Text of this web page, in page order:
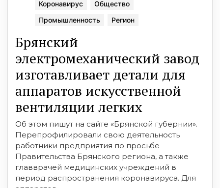
Коронавирус
Общество
Промышленность
Регион
Брянский
электромеханический завод
изготавливает детали для
аппаратов искусственной
вентиляции легких
Об этом пишут на сайте «Брянской губернии».
Перепрофилировали свою деятельность
работники предприятия по просьбе
Правительства Брянского региона, а также
главврачей медицинских учреждений в
период распространения коронавируса. Для